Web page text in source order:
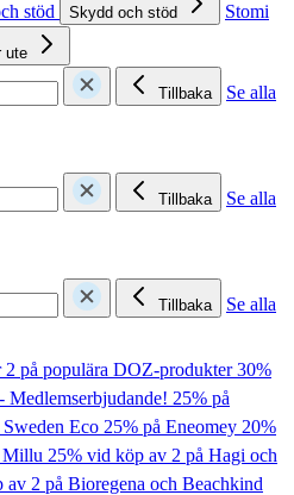
stöd Skydd och stöd
Stomi
ute
Tillbaka
Se alla
Tillbaka
Se alla
Tillbaka
Se alla
2 på populära DOZ-produkter30%
25% på
Eco 25% på Eneomey 20%
Millu 25% vid köp av 2 på Hagi och
av 2 på Bioregena och Beachkind